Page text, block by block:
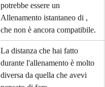
potrebbe essere un
Allenamento istantaneo di ,
che non è ancora compatibile.
La distanza che hai fatto
durante l'allenamento è molto
diversa da quella che avevi